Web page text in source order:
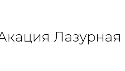
Лазурная